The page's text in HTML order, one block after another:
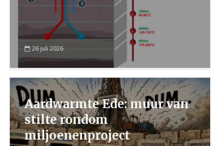
26 juli 2026
Aardwarmte Ede: muur van
stilte rondom
miljoenenproject